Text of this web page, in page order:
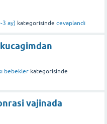
3 ay) kategorisinde cevaplandı
bebekler kategorisinde
vajinada